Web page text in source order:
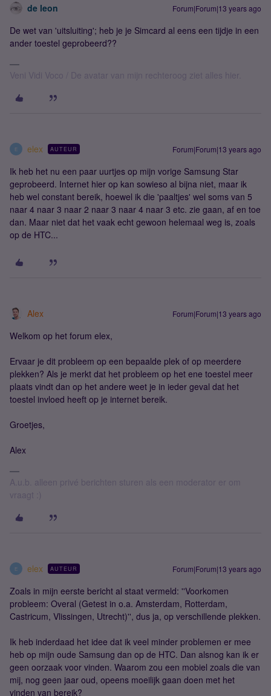
de leon Forum|Forum|13 years ago
De wet van 'uitsluiting'; heb je je Simcard al eens een tijdje in een
ander toestel geprobeerd??
Veni Vidi Voco / De avatar van mijn rechteroog ziet alles hier.
E elex AUTEUR Forum|Forum|13 years ago
Ik heb het nu een paar uurtjes op mijn vorige Samsung Star
geprobeerd. Internet hier op kan sowieso al bijna niet, maar ik
heb wel constant bereik, hoewel ik die 'paaltjes' wel soms van 5
naar 4 naar 3 naar 2 naar 3 naar 4 naar 3 etc. zie gaan, af en toe
dan. Maar niet dat het vaak echt gewoon helemaal weg is, zoals
op de HTC...
Alex Forum|Forum|13 years ago
Welkom op het forum elex,
Ervaar je dit probleem op een bepaalde plek of op meerdere
plekken? Als je merkt dat het probleem op het ene toestel meer
plaats vindt dan op het andere weet je in ieder geval dat het
toestel invloed heeft op je internet bereik.
Groetjes,
Alex
A.u.b. alleen privé berichten sturen als een moderator er om
vraagt :)
E elex AUTEUR Forum|Forum|13 years ago
Zoals in mijn eerste bericht al staat vermeld: ''Voorkomen
probleem: Overal (Getest in o.a. Amsterdam, Rotterdam,
Castricum, Vlissingen, Utrecht)'', dus ja, op verschillende plekken.
Ik heb inderdaad het idee dat ik veel minder problemen er mee
heb op mijn oude Samsung dan op de HTC. Dan alsnog kan ik er
geen oorzaak voor vinden. Waarom zou een mobiel zoals die van
mij, nog geen jaar oud, opeens moeilijk gaan doen met het
vinden van bereik?